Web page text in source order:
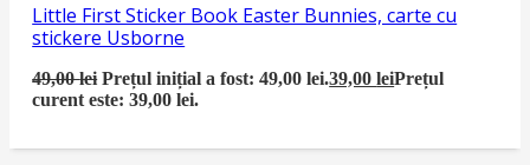
Little First Sticker Book Easter Bunnies, carte cu
stickere Usborne
49,00lei Prețul inițial a fost: 49,00 lei.39,00leiPrețul
curent este: 39,00 lei.